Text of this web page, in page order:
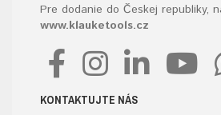
Pre dodanie do Českej republiky,
www.klauketools.cz
KONTAKTUJTE NÁS